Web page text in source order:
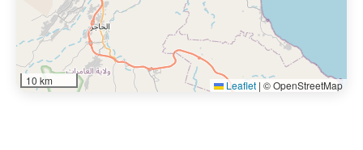
10 km Leaflet | © OpenStreetMap